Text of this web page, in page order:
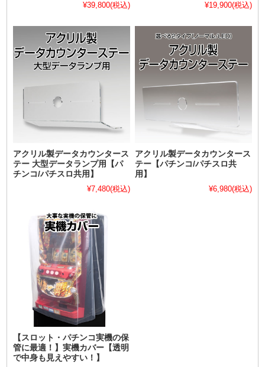
¥39,800(税込)
¥19,900(税込)
アクリル製データカウンタース
テー 大型データランプ用【パ
チンコ/パチスロ共用】
¥7,480(税込)
アクリル製データカウンタース
テー【パチンコ/パチスロ共
用】
¥6,980(税込)
【スロット・パチンコ実機の保
管に最適！】実機カバー【透明
で中身も見えやすい！】